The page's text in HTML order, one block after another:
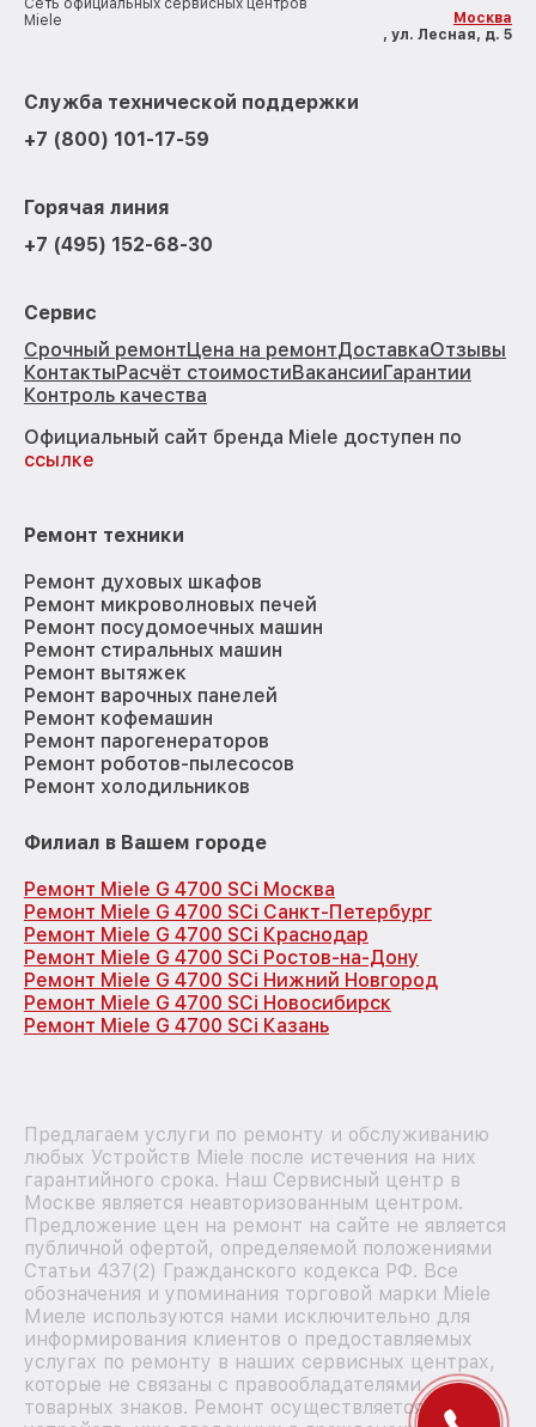
Сеть официальных сервисных центров
Miele
Москва
, ул. Лесная, д. 5
Служба технической поддержки
+7 (800) 101-17-59
Горячая линия
+7 (495) 152-68-30
Сервис
Срочный ремонтЦена на ремонтДоставкаОтзывы
КонтактыРасчёт стоимостиВакансииГарантии
Контроль качества
Официальный сайт бренда Miele доступен по
ссылке
Ремонт техники
Ремонт духовых шкафов
Ремонт микроволновых печей
Ремонт посудомоечных машин
Ремонт стиральных машин
Ремонт вытяжек
Ремонт варочных панелей
Ремонт кофемашин
Ремонт парогенераторов
Ремонт роботов-пылесосов
Ремонт холодильников
Филиал в Вашем городе
Ремонт Miele G 4700 SCi Москва
Ремонт Miele G 4700 SCi Санкт-Петербург
Ремонт Miele G 4700 SCi Краснодар
Ремонт Miele G 4700 SCi Ростов-на-Дону
Ремонт Miele G 4700 SCi Нижний Новгород
Ремонт Miele G 4700 SCi Новосибирск
Ремонт Miele G 4700 SCi Казань
Предлагаем услуги по ремонту и обслуживанию
любых Устройств Miele после истечения на них
гарантийного срока. Наш Сервисный центр в
Москве является неавторизованным центром.
Предложение цен на ремонт на сайте не является
публичной офертой, определяемой положениями
Статьи 437(2) Гражданского кодекса РФ. Все
обозначения и упоминания торговой марки Miele
Миеле используются нами исключительно для
информирования клиентов о предоставляемых
услугах по ремонту в наших сервисных центрах,
которые не связаны с правообладателями
товарных знаков. Ремонт осуществляется для